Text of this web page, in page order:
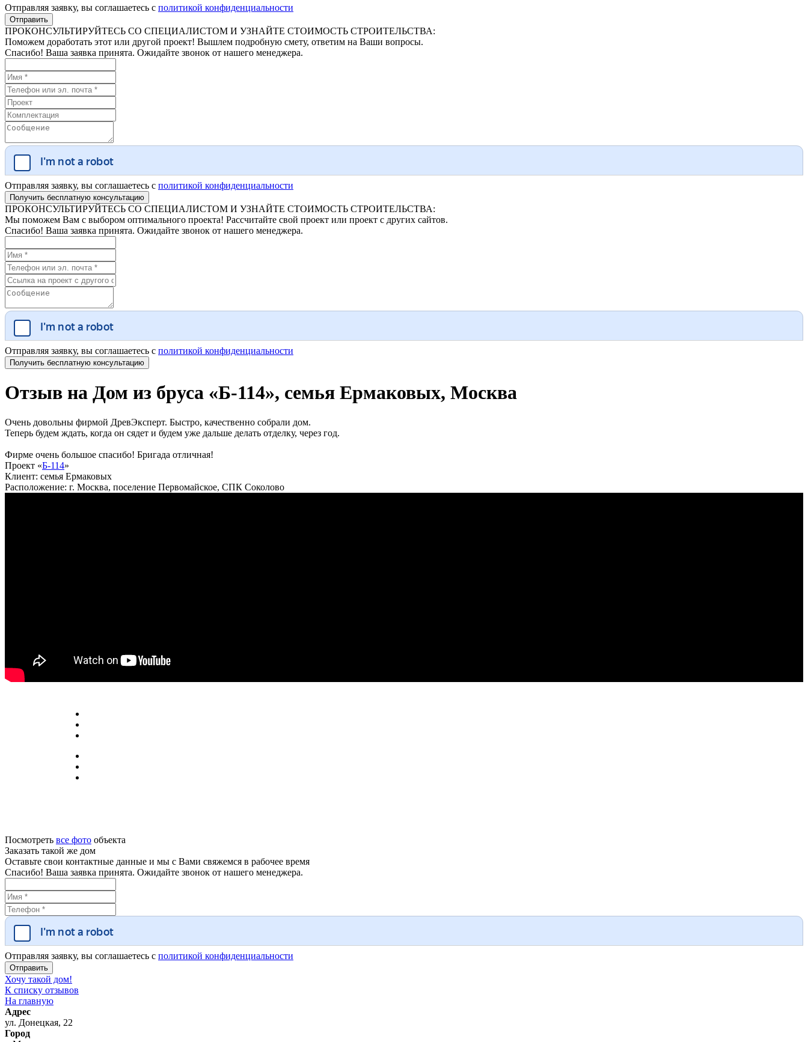
Отправляя заявку, вы соглашаетесь с политикой конфиденциальности
ПРОКОНСУЛЬТИРУЙТЕСЬ СО СПЕЦИАЛИСТОМ И УЗНАЙТЕ СТОИМОСТЬ СТРОИТЕЛЬСТВА:
Поможем доработать этот или другой проект! Вышлем подробную смету, ответим на Ваши вопросы.
Спасибо! Ваша заявка принята. Ожидайте звонок от нашего менеджера.
Отправляя заявку, вы соглашаетесь с политикой конфиденциальности
ПРОКОНСУЛЬТИРУЙТЕСЬ СО СПЕЦИАЛИСТОМ И УЗНАЙТЕ СТОИМОСТЬ СТРОИТЕЛЬСТВА:
Мы поможем Вам с выбором оптимального проекта! Рассчитайте свой проект или проект с других сайтов.
Спасибо! Ваша заявка принята. Ожидайте звонок от нашего менеджера.
Отправляя заявку, вы соглашаетесь с политикой конфиденциальности
Отзыв на Дом из бруса «Б-114», семья Ермаковых, Москва
Очень довольны фирмой ДревЭксперт. Быстро, качественно собрали дом.
Теперь будем ждать, когда он сядет и будем уже дальше делать отделку, через год.
Фирме очень большое спасибо! Бригада отличная!
Проект «Б-114»
Клиент: семья Ермаковых
Расположение: г. Москва, поселение Первомайское, СПК Соколово
Посмотреть все фото объекта
Заказать такой же дом
Оставьте свои контактные данные и мы с Вами свяжемся в рабочее время
Спасибо! Ваша заявка принята. Ожидайте звонок от нашего менеджера.
Отправляя заявку, вы соглашаетесь с политикой конфиденциальности
Хочу такой дом!
К списку отзывов
На главную
Адрес
ул. Донецкая, 22
Город